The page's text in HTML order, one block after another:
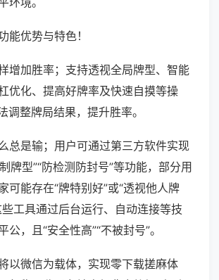
能优势与特色！
增加胜率；支持透视全局牌型、智能
优化、提高好牌率及快速自摸等操
调整牌局结果，提升胜率。
总是输；用户可通过第三方软件实现
牌型”“防检测防封号”等功能，部分用
可能存在“牌特别好”或“透视他人牌
工具通过后台运行、自动连接等技
公，且“安全性高”“不被封号”。
以微信为载体，实现零下载搓麻体